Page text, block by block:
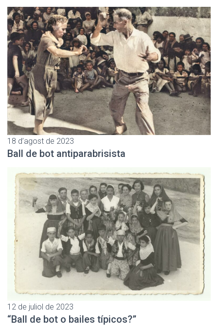
18 d’agost de 2023
Ball de bot antiparabrisista
12 de juliol de 2023
“Ball de bot o bailes típicos?”